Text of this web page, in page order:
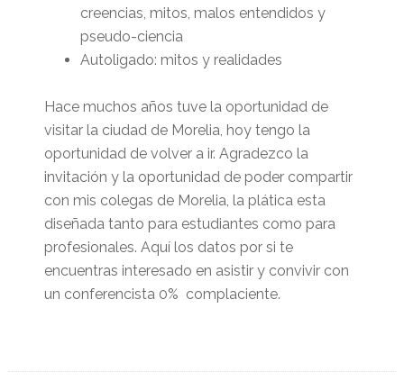
creencias, mitos, malos entendidos y
pseudo-ciencia
Autoligado: mitos y realidades
Hace muchos años tuve la oportunidad de
visitar la ciudad de Morelia, hoy tengo la
oportunidad de volver a ir. Agradezco la
invitación y la oportunidad de poder compartir
con mis colegas de Morelia, la plática esta
diseñada tanto para estudiantes como para
profesionales. Aquí los datos por si te
encuentras interesado en asistir y convivir con
un conferencista 0% complaciente.